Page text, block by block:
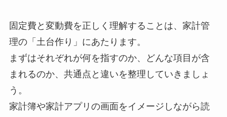
固定費と変動費を正しく理解することは、家計管
理の「土台作り」にあたります。
まずはそれぞれが何を指すのか、どんな項目が含
まれるのか、共通点と違いを整理していきましょ
う。
家計簿や家計アプリの画面をイメージしながら読